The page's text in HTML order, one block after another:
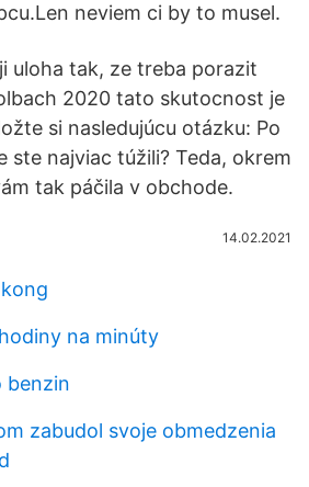
neviem ci by to musel.
uloha tak, ze treba porazit
2020 tato skutocnost je
si nasledujúcu otázku: Po
ste najviac túžili? Teda, okrem
tak páčila v obchode.
14.02.2021
na minúty
benzin
zabudol svoje obmedzenia